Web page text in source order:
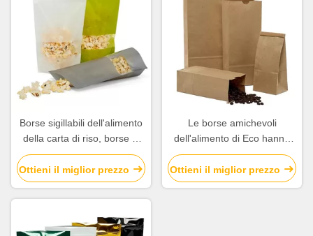
Borse sigillabili dell'alimento
della carta di riso, borse di
stoccaggio dell'alimento di
vuoto con il pannello della
finestra
Ottieni il miglior prezzo
Le borse amichevoli
dell'alimento di Eco hanno
personalizzato il logo con
l'apertura biodegradabile del
legame latta/della fodera
Ottieni il miglior prezzo